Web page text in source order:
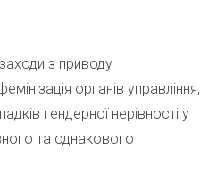
з приводу
органів управління,
гендерної нерівності у
та однакового